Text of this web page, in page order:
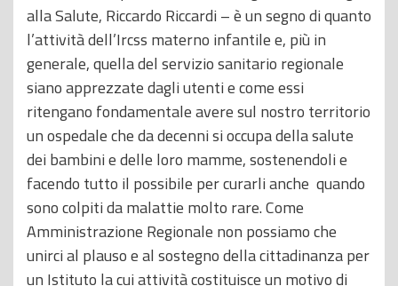
alla Salute, Riccardo Riccardi – è un segno di quanto
l’attività dell’Ircss materno infantile e, più in
generale, quella del servizio sanitario regionale
siano apprezzate dagli utenti e come essi
ritengano fondamentale avere sul nostro territorio
un ospedale che da decenni si occupa della salute
dei bambini e delle loro mamme, sostenendoli e
facendo tutto il possibile per curarli anche quando
sono colpiti da malattie molto rare. Come
Amministrazione Regionale non possiamo che
unirci al plauso e al sostegno della cittadinanza per
un Istituto la cui attività costituisce un motivo di